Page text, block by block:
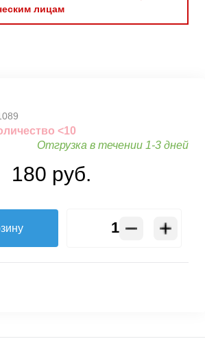
лицам
<10
Отгрузка в течении 1-3 дней
180 руб.